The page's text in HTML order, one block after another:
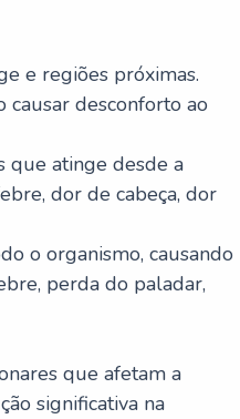
e regiões próximas.
desconforto ao
que atinge desde a
dor de cabeça, dor
o organismo, causando
perda do paladar,
que afetam a
significativa na